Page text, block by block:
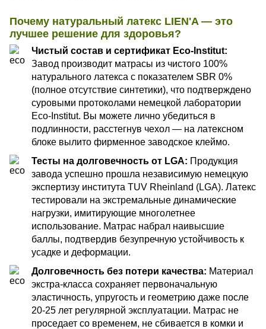
Почему натуральный латекс LIEN'A — это
лучшее решение для здоровья?
Чистый состав и сертификат Eco-Institut:
Завод производит матрасы из чистого 100%
натурального латекса с показателем SBR 0%
(полное отсутствие синтетики), что подтверждено
суровыми протоколами немецкой лаборатории
Eco-Institut. Вы можете лично убедиться в
подлинности, расстегнув чехол — на латексном
блоке вылито фирменное заводское клеймо.
Тесты на долговечность от LGA: Продукция
завода успешно прошла независимую немецкую
экспертизу института TUV Rheinland (LGA). Латекс
тестировали на экстремальные динамические
нагрузки, имитирующие многолетнее
использование. Матрас набрал наивысшие
баллы, подтвердив безупречную устойчивость к
усадке и деформации.
Долговечность без потери качества: Материал
экстра-класса сохраняет первоначальную
эластичность, упругость и геометрию даже после
20-25 лет регулярной эксплуатации. Матрас не
проседает со временем, не сбивается в комки и